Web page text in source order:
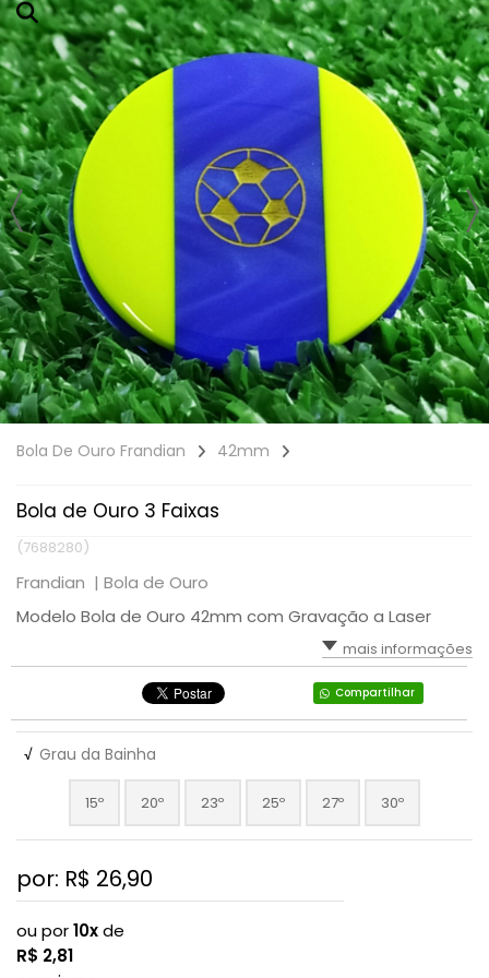
Bola De Ouro Frandian 42mm
Bola de Ouro 3 Faixas
(7688280)
Frandian | Bola de Ouro
Modelo Bola de Ouro 42mm com Gravação a Laser
mais informações
Compartilhar
√ Grau da Bainha
15º 20º 23º 25º 27º 30º
por: R$ 26,90
ou por10xde
R$ 2,81